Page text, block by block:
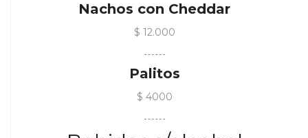
Nachos con Cheddar
$ 12.000
Palitos
$ 4000